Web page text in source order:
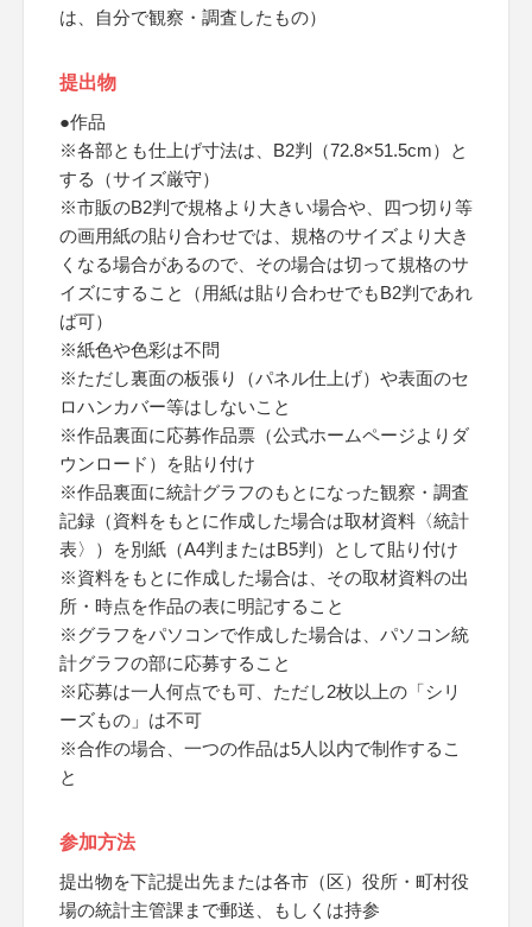
は、自分で観察・調査したもの）
提出物
●作品
※各部とも仕上げ寸法は、B2判（72.8×51.5cm）と
する（サイズ厳守）
※市販のB2判で規格より大きい場合や、四つ切り等
の画用紙の貼り合わせでは、規格のサイズより大き
くなる場合があるので、その場合は切って規格のサ
イズにすること（用紙は貼り合わせでもB2判であれ
ば可）
※紙色や色彩は不問
※ただし裏面の板張り（パネル仕上げ）や表面のセ
ロハンカバー等はしないこと
※作品裏面に応募作品票（公式ホームページよりダ
ウンロード）を貼り付け
※作品裏面に統計グラフのもとになった観察・調査
記録（資料をもとに作成した場合は取材資料〈統計
表〉）を別紙（A4判またはB5判）として貼り付け
※資料をもとに作成した場合は、その取材資料の出
所・時点を作品の表に明記すること
※グラフをパソコンで作成した場合は、パソコン統
計グラフの部に応募すること
※応募は一人何点でも可、ただし2枚以上の「シリ
ーズもの」は不可
※合作の場合、一つの作品は5人以内で制作するこ
と
参加方法
提出物を下記提出先または各市（区）役所・町村役
場の統計主管課まで郵送、もしくは持参